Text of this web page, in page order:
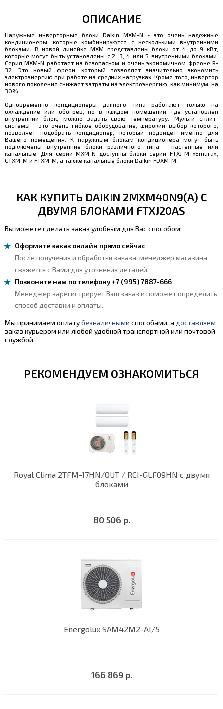
ОПИСАНИЕ
Наружные инверторные блоки Daikin MXM-N - это очень надежные
кондиционеры, которые комбинируются с несколькими внутренними
блоками. В новой линейке MXM представлены блоки от 4 до 9 кВт,
которые могут быть установлены с 2, 3, 4 или 5 внутренними блоками.
Серия MXM-N работает на безопасном и очень экономичном фреоне R-
32. Это новый фреон, который позволяет значительно экономить
электроэнергию при работе на средних нагрузках. Кроме того, инвертор
нового поколения снижает затраты на электроэнергию, как минимум, на
30%.
Одновременно кондиционеры данного типа работают только на
охлаждение или обогрев, но в каждом помещении, где установлен
внутренний блок, можно задать свою температуру. Мульти сплит-
системы - это очень гибкое оборудование, широкий выбор которого,
позволяет подобрать кондиционер, который подойдет именно для
Вашего помещения. К наружным блокам кондиционера могут быть
подключены внутренние блоки различного типа - настенные или
канальные. Для серии MXM-N доступны блоки серий FTXJ-M «Emura»,
CTXM-M и FTXM-M, а также канальные блоки Daikin FDXM-M.
КАК КУПИТЬ DAIKIN 2MXM40N9(A) С
ДВУМЯ БЛОКАМИ FTXJ20AS
Вы можете сделать заказ удобным для Вас способом:
Оформите заказ онлайн прямо сейчас
После получения и обработки заказа, менеджер магазина
свяжется с Вами для уточнения деталей.
Позвоните нам по телефону +7 (995) 7887-666
Менеджер зарегистрирует Ваш заказ и поможет определить
способ доставки и оплаты.
Мы принимаем оплатубезналичными способами, а доставляем
заказ курьером или любой удобной транспортной или почтовой
службой.
РЕКОМЕНДУЕМ ОЗНАКОМИТЬСЯ
Royal Clima 2TFM-17HN/OUT / RCI-GLF09HN с двумя
блоками
80 506 р.
Energolux SAM42M2-AI/5
166 869 р.